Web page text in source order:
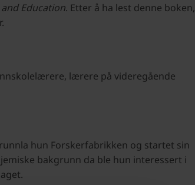
Education. Etter å ha lest denne boken,
lærere på videregående
hun Forskerfabrikken og startet sin
bakgrunn da ble hun interessert i